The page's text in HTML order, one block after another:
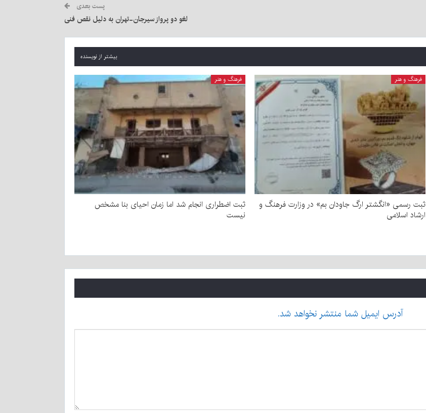
پست بعدی
لغو دو پرواز سیرجان-تهران به دلیل نقص فنی
بیشتر از نویسنده
فرهنگ و هنر
ثبت رسمی «انگشتر ارگ جاودان بم» در وزارت فرهنگ و
ارشاد اسلامی
فرهنگ و هنر
ثبت اضطراری انجام شد اما زمان احیای بنا مشخص
نیست
آدرس ایمیل شما منتشر نخواهد شد.